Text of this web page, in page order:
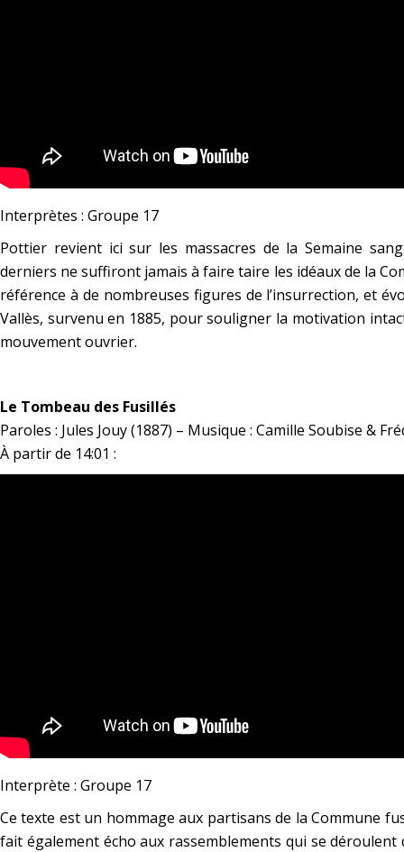
Interprètes : Groupe 17
Pottier revient ici sur les massacres de la Semaine
derniers ne suffiront jamais à faire taire les idéaux de la
référence à de nombreuses figures de l’insurrection, et
Vallès, survenu en 1885, pour souligner la motivation
mouvement ouvrier.
Le Tombeau des Fusillés
Paroles : Jules Jouy (1887) – Musique : Camille Soubise &
À partir de 14:01 :
Interprète : Groupe 17
Ce texte est un hommage aux partisans de la Commune
fait également écho aux rassemblements qui se déroulent